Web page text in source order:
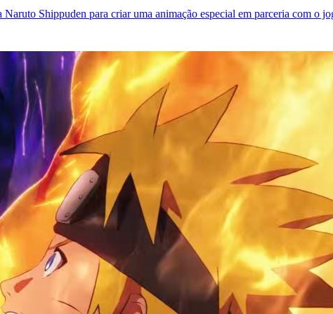
Shippuden para criar uma animação especial em parceria com o